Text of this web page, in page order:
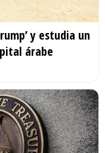
y estudia un
árabe